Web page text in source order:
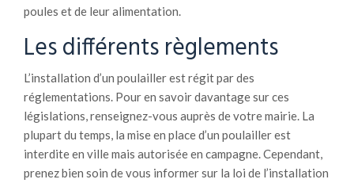
poules et de leur alimentation.
Les différents règlements
L’installation d’un poulailler est régit par des
réglementations. Pour en savoir davantage sur ces
législations, renseignez-vous auprès de votre mairie. La
plupart du temps, la mise en place d’un poulailler est
interdite en ville mais autorisée en campagne. Cependant,
prenez bien soin de vous informer sur la loi de l’installation